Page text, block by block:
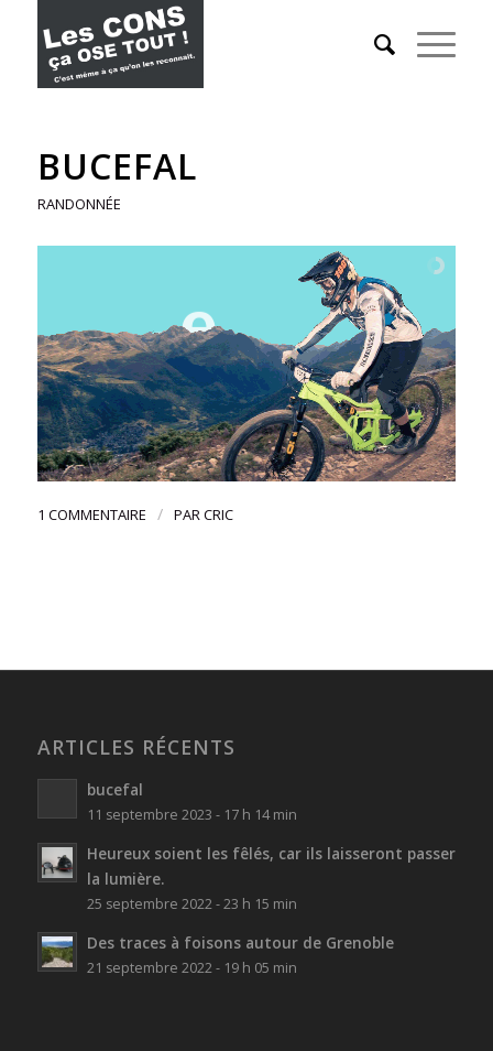
BUCEFAL
RANDONNÉE
B
u
cef
a
l
1 COMMENTAIRE / PARCRIC
ARTICLES RÉCENTS
bucefal
11 septembre 2023 - 17 h 14 min
Heureux soient les fêlés, car ils laisseront passer
la lumière.
25 septembre 2022 - 23 h 15 min
Des traces à foisons autour de Grenoble
21 septembre 2022 - 19 h 05 min